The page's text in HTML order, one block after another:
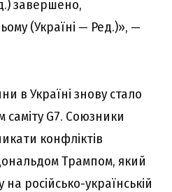
завершено,
(Україні — Ред.)», —
в Україні знову стало
G7. Союзники
конфліктів
Трампом, який
російсько-українській